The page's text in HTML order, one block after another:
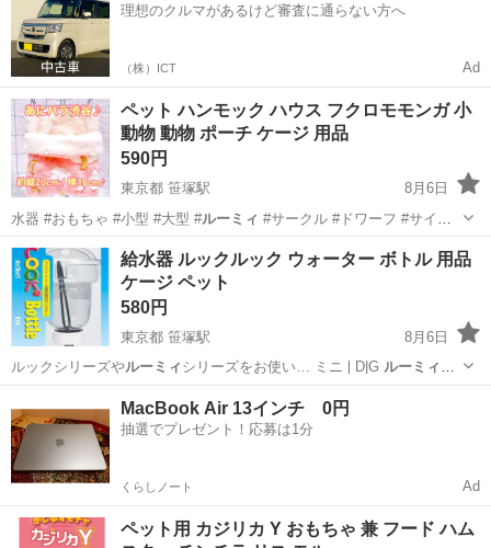
理想のクルマがあるけど審査に通らない方へ
（株）ICT Ad
ペット ハンモック ハウス フクロモモンガ 小
動物 動物 ポーチ ケージ 用品
590円
東京都 笹塚駅
8月6日
水器 #おもちゃ #小型 #大型 #ルーミィ #サークル #ドワーフ #サイレ
ン…
東京 渋谷区 笹塚駅 その他 小動物
給水器 ルックルック ウォーター ボトル 用品
ケージ ペット
580円
東京都 笹塚駅
8月6日
ルックシリーズやルーミィ シリーズをお使い… ミニ❘D|G ルーミィ シ
リーズ→ピンク… 小型 #大型 #ルーミィ#サークル #…
ルーミィ
MacBook Air 13インチ 0円
抽選でプレゼント！応募は1分
くらしノート Ad
ペット用 カジリカ Y おもちゃ 兼 フード ハム